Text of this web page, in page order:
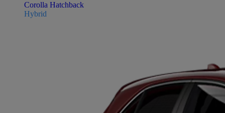
Corolla Hatchback
Hybrid